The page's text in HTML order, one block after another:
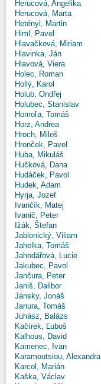
Herucová, Angelika
Herucová, Marta
Hetényi, Martin
Himl, Pavel
Hlavačková, Miriam
Hlavinka, Ján
Hlavová, Viera
Holec, Roman
Hollý, Karol
Holub, Ondřej
Holubec, Stanislav
Homoľa, Tomáš
Horz, Andrea
Hroch, Miloš
Hronček, Pavel
Huba, Mikuláš
Hučková, Dana
Hudáček, Pavol
Hudek, Adam
Hyrja, Jozef
Ivančík, Matej
Ivanič, Peter
Ižák, Štefan
Jablonický, Viliam
Jahelka, Tomáš
Jahodářová, Lucie
Jakubec, Pavol
Jančura, Peter
Janiš, Dalibor
Jánsky, Jonáš
Janura, Tomáš
Juhász, Balázs
Kačírek, Ľuboš
Kalhous, David
Kamenec, Ivan
Karamoutsiou, Alexandra
Karcol, Marián
Kaška, Václav